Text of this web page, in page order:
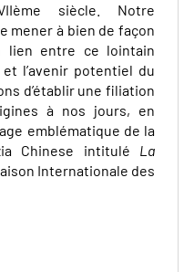
siècle. Notre
mener à bien de façon
lien entre ce lointain
l’avenir potentiel du
d’établir une filiation
à nos jours, en
emblématique de la
Chinese intitulé La
Internationale des